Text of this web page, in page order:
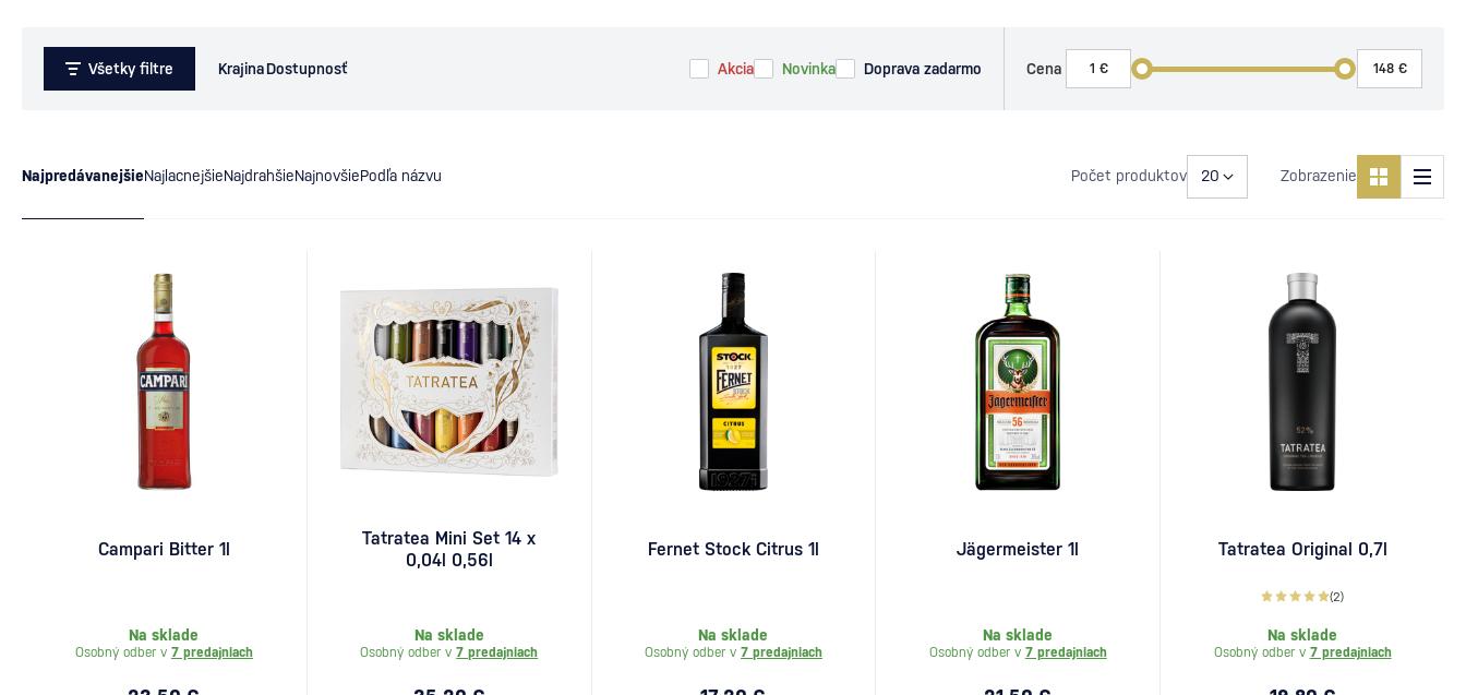
Všetky filtre KrajinaDostupnosť Akcia Novinka Doprava zadarmo Cena
NajpredávanejšieNajlacnejšieNajdrahšieNajnovšiePodľa názvu Počet produktov Zobrazenie
Campari Bitter 1l
Na sklade
Osobný odber v 7 predajniach
Tatratea Mini Set 14 x
0,04l 0,56l
Na sklade
Osobný odber v7 predajniach
Fernet Stock Citrus 1l
Na sklade
Osobný odber v 7 predajniach
Jägermeister 1l
Na sklade
Osobný odber v 7 predajniach
Tatratea Original 0,7l
(2)
Na sklade
Osobný odber v 7 predajniach